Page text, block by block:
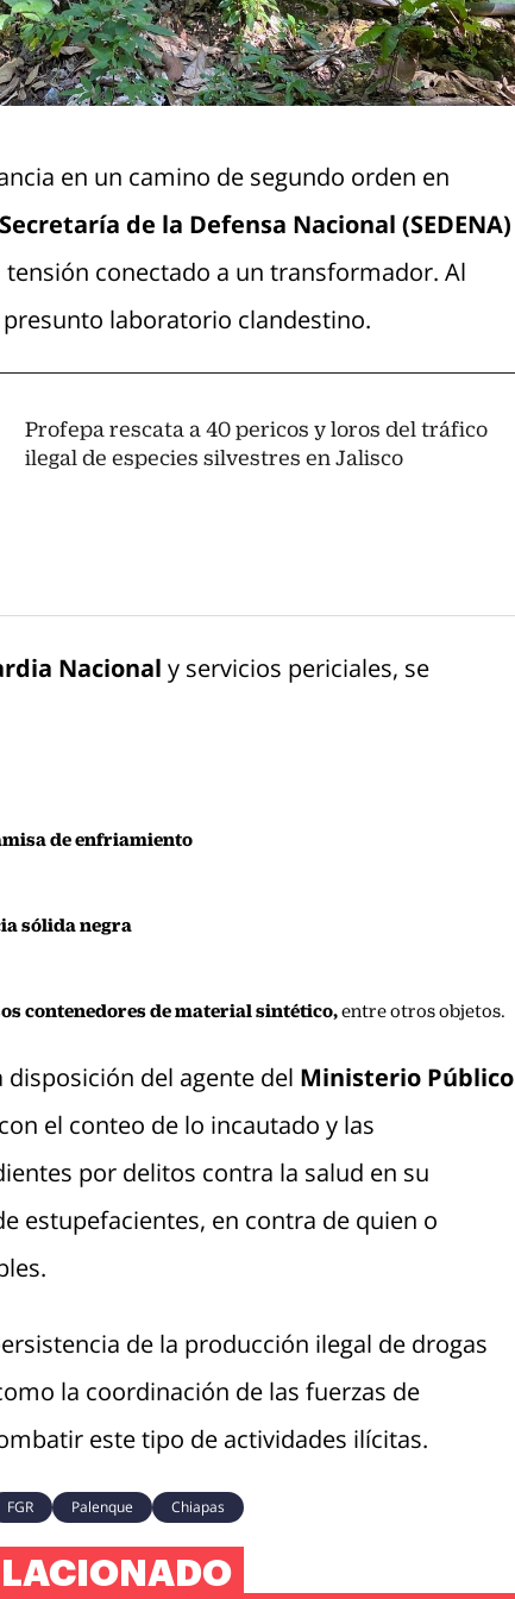
en un camino de segundo orden en
Secretaría de la Defensa Nacional (SEDENA)
conectado a un transformador. Al
laboratorio clandestino.
Profepa rescata a 40 pericos y loros del tráfico
ilegal de especies silvestres en Jalisco
Nacional y servicios periciales, se
de enfriamiento
sólida negra
contenedores de material sintético,entre otros objetos.
del agente del Ministerio Público
el conteo de lo incautado y las
por delitos contra la salud en su
estupefacientes, en contra de quien o
de la producción ilegal de drogas
la coordinación de las fuerzas de
este tipo de actividades ilícitas.
FGR Palenque Chiapas